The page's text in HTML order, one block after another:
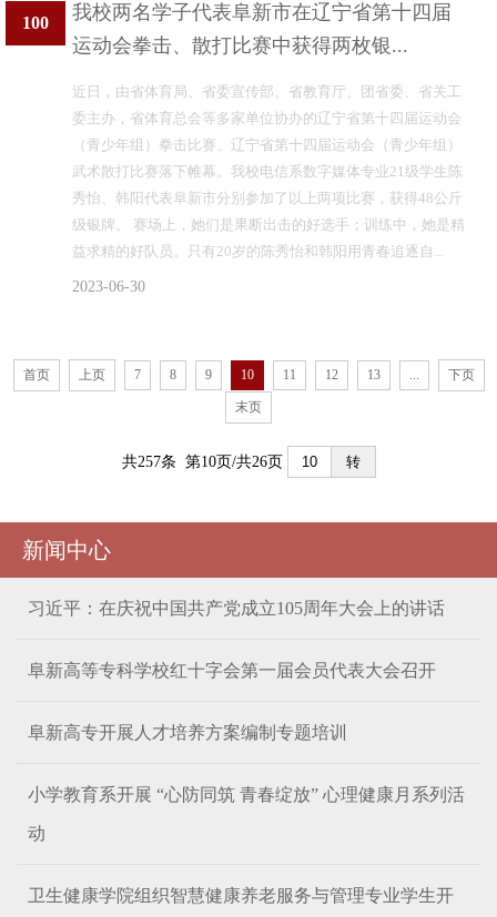
100
我校两名学子代表阜新市在辽宁省第十四届
运动会拳击、散打比赛中获得两枚银...
近日，由省体育局、省委宣传部、省教育厅、团省委、省关工
委主办，省体育总会等多家单位协办的辽宁省第十四届运动会
（青少年组）拳击比赛、辽宁省第十四届运动会（青少年组）
武术散打比赛落下帷幕。我校电信系数字媒体专业21级学生陈
秀怡、韩阳代表阜新市分别参加了以上两项比赛，获得48公斤
级银牌。 赛场上，她们是果断出击的好选手；训练中，她是精
益求精的好队员。只有20岁的陈秀怡和韩阳用青春追逐自...
2023-06-30
首页 上页 7 8 9 10 11 12 13 ... 下页
末页
共257条 第10页/共26页 转
新闻中心
习近平：在庆祝中国共产党成立105周年大会上的讲话
阜新高等专科学校红十字会第一届会员代表大会召开
阜新高专开展人才培养方案编制专题培训
小学教育系开展 “心防同筑 青春绽放” 心理健康月系列活
动
卫生健康学院组织智慧健康养老服务与管理专业学生开